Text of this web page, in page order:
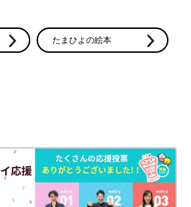
Amazonで見る
たまひよの絵本